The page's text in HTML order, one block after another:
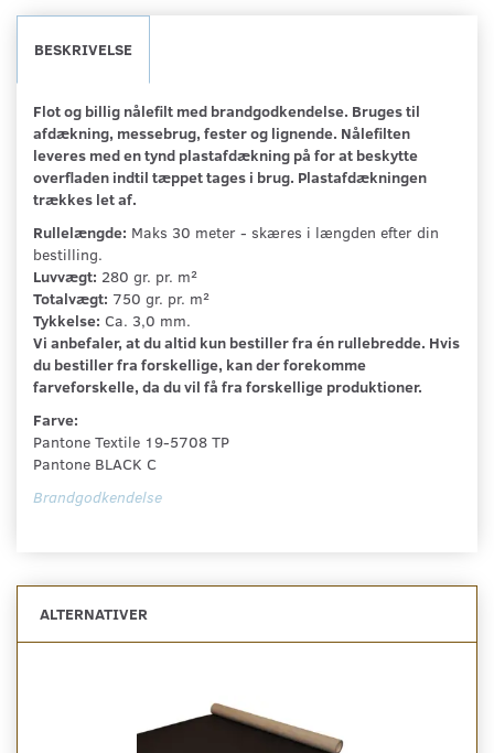
BESKRIVELSE
Flot og billig nålefilt med brandgodkendelse. Bruges til
afdækning, messebrug, fester og lignende. Nålefilten
leveres med en tynd plastafdækning på for at beskytte
overfladen indtil tæppet tages i brug. Plastafdækningen
trækkes let af.
Rullelængde: Maks 30 meter - skæres i længden efter din
bestilling.
Luvvægt: 280 gr. pr. m²
Totalvægt: 750 gr. pr. m²
Tykkelse: Ca. 3,0 mm.
Vi anbefaler, at du altid kun bestiller fra én rullebredde. Hvis
du bestiller fra forskellige, kan der forekomme
farveforskelle, da du vil få fra forskellige produktioner.
Farve:
Pantone Textile 19-5708 TP
Pantone BLACK C
Brandgodkendelse
ALTERNATIVER